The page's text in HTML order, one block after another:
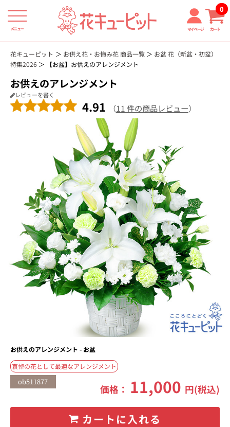
メニュー マイページ カート
0
花キューピット お供え花・お悔み花 商品一覧
お盆 花（新盆・初盆）
特集2026
【お盆】お供えのアレンジメント
お供えのアレンジメント
レビューを書く
4.91 （11 件の商品レビュー）
お供えのアレンジメント - お盆
哀悼の花として最適なアレンジメント
ob511877
価格： 11,000 円(税込)
カートに入れる